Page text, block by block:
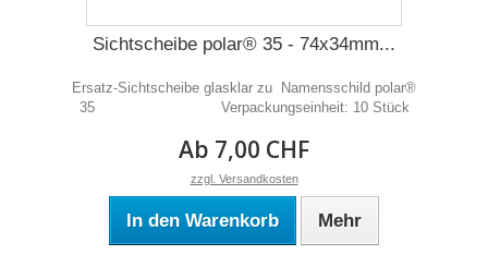
Sichtscheibe polar® 35 - 74x34mm...
Ersatz-Sichtscheibe glasklar zu Namensschild polar®
35 Verpackungseinheit: 10 Stück
Ab 7,00 CHF
zzgl. Versandkosten
In den Warenkorb Mehr